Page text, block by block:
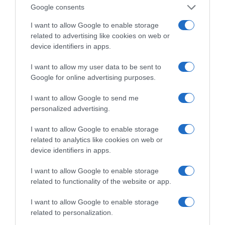
Google consents
I want to allow Google to enable storage
related to advertising like cookies on web or
device identifiers in apps.
I want to allow my user data to be sent to
Google for online advertising purposes.
I want to allow Google to send me
personalized advertising.
I want to allow Google to enable storage
related to analytics like cookies on web or
device identifiers in apps.
I want to allow Google to enable storage
related to functionality of the website or app.
I want to allow Google to enable storage
related to personalization.
Οι άνθρωποι, οι αυθεντικές ιστορίες,
πολιτισμός που μας ενώνει κάθε μέρα.
ΓΙΑ ΤΟ ΚΑΛΟΚΑΊΡΙ ΣΟΥ →
ΡΟΗ ΕΙΔΗΣΕΩΝ
Ορθόδοξοι υπάρχουν και στα Βαλκάνια, κύριοι του
ΥΠΕΞ!
«μπλακ άουτ» των 17 δευτερολέπτων και τρέχει για
την ανατροπή στο Βέλγιο
ΠΑΟΚ – Άντερλεχτ LIVE: Η τηλεοπτική μετάδοση του
αγώνα (OPEN)